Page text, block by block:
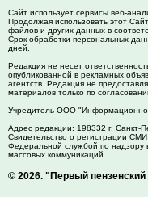
Сайт использует сервисы веб-
Продолжая использовать этот
файлов и других данных в
Срок обработки персональных
дней.
Редакция не несет
опубликованной в рекламных
агентств. Редакция не
материалов только по
Учредитель ООО
Адрес редакции: 198332 г. Санкт-
Свидетельство о регистрации
Федеральной службой по надзору
массовых коммуникаций
© 2026. "Первый пензенский